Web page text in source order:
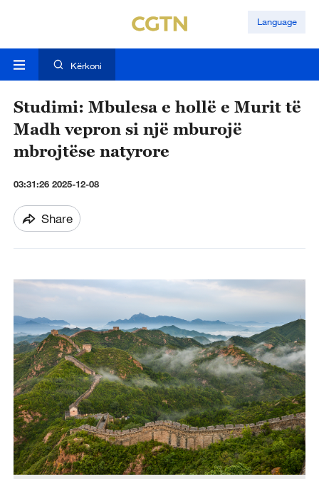
Language
Kërkoni
Studimi: Mbulesa e hollë e Murit të
Madh vepron si një mburojë
mbrojtëse natyrore
03:31:26 2025-12-08
Share